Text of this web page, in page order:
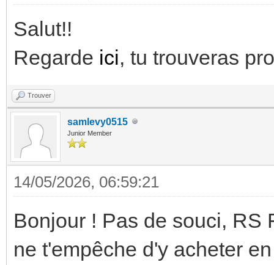
Salut!!
Regarde ici, tu trouveras
Trouver
samlevy0515
Junior Member
14/05/2026, 06:59:21
Bonjour ! Pas de souci, RS
ne t'empêche d'y acheter